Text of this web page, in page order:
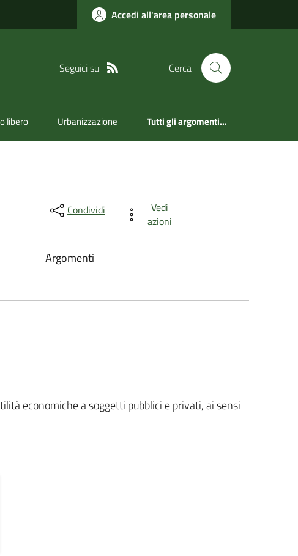
Accedi all'area personale
Seguici su Cerca
libero Urbanizzazione Tutti gli argomenti...
Condividi
Vedi
azioni
Argomenti
economiche a soggetti pubblici e privati, ai sensi